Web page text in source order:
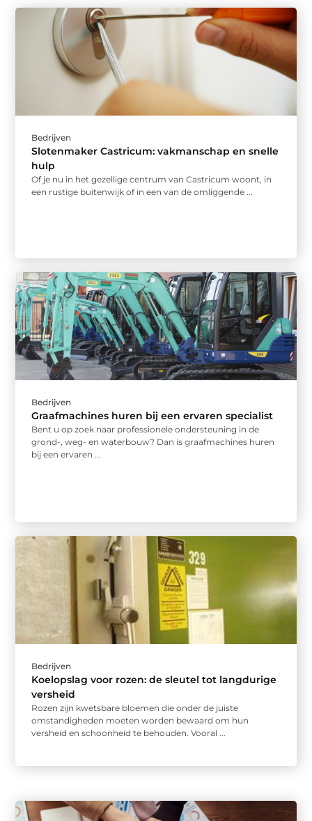
Bedrijven
Slotenmaker Castricum: vakmanschap en snelle
hulp
Of je nu in het gezellige centrum van Castricum woont, in
een rustige buitenwijk of in een van de omliggende ...
Bedrijven
Graafmachines huren bij een ervaren specialist
Bent u op zoek naar professionele ondersteuning in de
grond-, weg- en waterbouw? Dan is graafmachines huren
bij een ervaren ...
Bedrijven
Koelopslag voor rozen: de sleutel tot langdurige
versheid
Rozen zijn kwetsbare bloemen die onder de juiste
omstandigheden moeten worden bewaard om hun
versheid en schoonheid te behouden. Vooral ...